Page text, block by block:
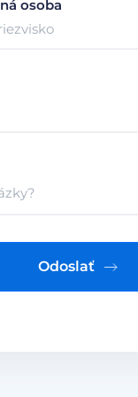
osoba
Odoslať